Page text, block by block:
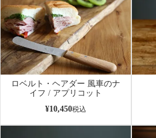
ロベルト・ヘアダー 風車のナ
イフ / アプリコット
¥10,450税込